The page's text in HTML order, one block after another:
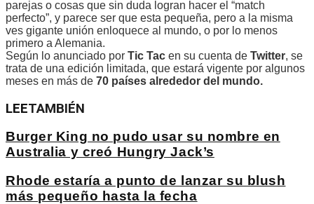
parejas o cosas que sin duda logran hacer el “match
perfecto”, y parece ser que esta pequeña, pero a la misma
ves gigante unión enloquece al mundo, o por lo menos
primero a Alemania.
Según lo anunciado por Tic Tac en su cuenta de Twitter, se
trata de una edición limitada, que estará vigente por algunos
meses en más de 70 países alrededor del mundo.
LEETAMBIÉN
Burger King no pudo usar su nombre en
Australia y creó Hungry Jack’s
Rhode estaría a punto de lanzar su blush
más pequeño hasta la fecha